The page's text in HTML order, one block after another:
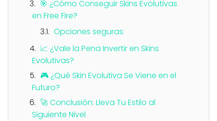
🎯 ¿Cómo Conseguir Skins Evolutivas
en Free Fire?
Opciones seguras:
📈 ¿Vale la Pena Invertir en Skins
Evolutivas?
🎮 ¿Qué Skin Evolutiva Se Viene en el
Futuro?
🚀 Conclusión: Lleva Tu Estilo al
Siguiente Nivel